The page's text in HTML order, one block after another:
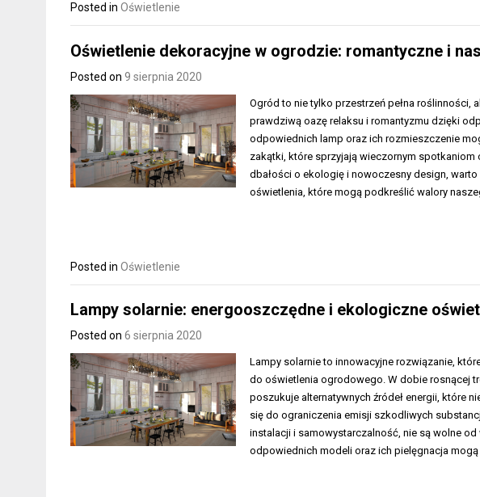
Posted in Oświetlenie
Oświetlenie dekoracyjne w ogrodzie: romantyczne i
Posted on 9 sierpnia 2020
Ogród to nie tylko przestrzeń pełna roślinności,
prawdziwą oazę relaksu i romantyzmu dzięki
odpowiednich lamp oraz ich rozmieszczenie
zakątki, które sprzyjają wieczornym
dbałości o ekologię i nowoczesny design,
oświetlenia, które mogą podkreślić walory
Posted in Oświetlenie
Lampy solarnie: energooszczędne i ekologiczne
Posted on 6 sierpnia 2020
Lampy solarnie to innowacyjne rozwiązanie,
do oświetlenia ogrodowego. W dobie rosnącej
poszukuje alternatywnych źródeł energii, które
się do ograniczenia emisji szkodliwych
instalacji i samowystarczalność, nie są wolne
odpowiednich modeli oraz ich pielęgnacja